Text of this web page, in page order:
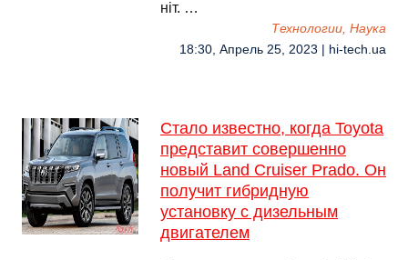
ніт. …
Технологии, Наука
18:30, Апрель 25, 2023 | hi-tech.ua
Стало известно, когда Toyota
представит совершенно
новый Land Cruiser Prado. Он
получит гибридную
установку с дизельным
двигателем